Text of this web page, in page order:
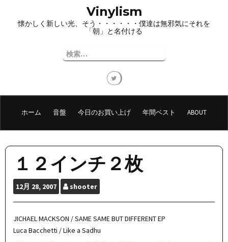
プ
Vinylism
懐かしく新しい光、そう・・・・・・僕達は無邪気にそれを
「朝」と名付ける
検
索:
ホーム 音盤 今日のお買い上げ 年間ベスト ABOUT
１２インチ２枚
12月 28, 2007 shooter
JICHAEL MACKSON / SAME SAME BUT DIFFERENT EP
Luca Bacchetti / Like a Sadhu